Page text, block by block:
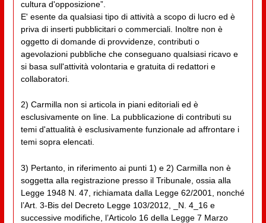
cultura d'opposizione”.
E' esente da qualsiasi tipo di attività a scopo di lucro ed è
priva di inserti pubblicitari o commerciali. Inoltre non è
oggetto di domande di provvidenze, contributi o
agevolazioni pubbliche che conseguano qualsiasi ricavo e
si basa sull'attività volontaria e gratuita di redattori e
collaboratori.
2) Carmilla non si articola in piani editoriali ed è
esclusivamente on line. La pubblicazione di contributi su
temi d'attualità è esclusivamente funzionale ad affrontare i
temi sopra elencati.
3) Pertanto, in riferimento ai punti 1) e 2) Carmilla non è
soggetta alla registrazione presso il Tribunale, ossia alla
Legge 1948 N. 47, richiamata dalla Legge 62/2001, nonché
l’Art. 3-Bis del Decreto Legge 103/2012, _N. 4_16 e
successive modifiche, l’Articolo 16 della Legge 7 Marzo